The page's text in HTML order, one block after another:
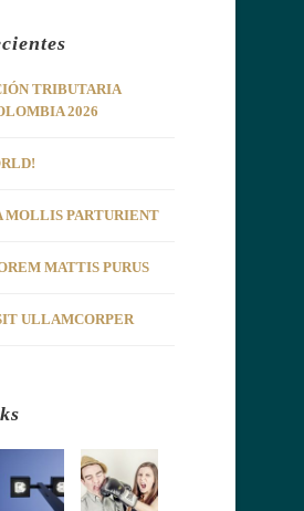
TRIBUTARIA
2026
MOLLIS PARTURIENT
MATTIS PURUS
ULLAMCORPER